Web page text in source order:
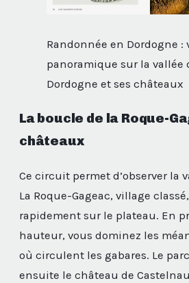
Randonnée en Dordogne :
panoramique sur la vallée
Dordogne et ses châteaux
La boucle de la Roque-
châteaux
Ce circuit permet d’observer la
La Roque-Gageac, village
rapidement sur le plateau. En
hauteur, vous dominez les
où circulent les gabares. Le
ensuite le château de